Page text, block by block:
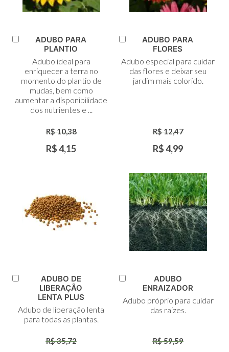
Adicionar
Carrinho
ADUBO PARA
PLANTIO
Adubo ideal para
enriquecer a terra no
momento do plantio de
mudas, bem como
aumentar a disponibilidade
dos nutrientes e ...
R$ 10,38
R$ 4,15
Adicionar
Carrinho
ADUBO PARA
FLORES
Adubo especial para cuidar
das flores e deixar seu
jardim mais colorido.
R$ 12,47
R$ 4,99
Adicionar
ADUBO DE
LIBERAÇÃO
LENTA PLUS
Adubo de liberação lenta
para todas as plantas.
R$ 35,72
Adicionar
Carrinho
ADUBO
ENRAIZADOR
Adubo próprio para cuidar
das raízes.
R$ 59,59